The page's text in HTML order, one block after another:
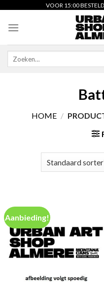
content
VOOR 15:00
HOME /
Aanbieding!